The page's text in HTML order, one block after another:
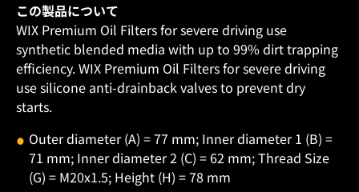
この製品について
WIX Premium Oil Filters for severe driving use
synthetic blended media with up to 99% dirt trapping
efficiency. WIX Premium Oil Filters for severe driving
use silicone anti-drainback valves to prevent dry
starts.
Outer diameter (A) = 77 mm; Inner diameter 1 (B) =
71 mm; Inner diameter 2 (C) = 62 mm; Thread Size
(G) = M20x1.5; Height (H) = 78 mm